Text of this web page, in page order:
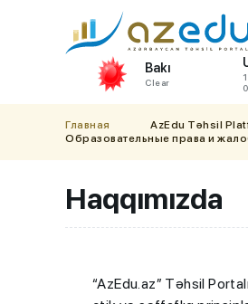
Bakı
Clear
Главная AzEdu Təhsil
Образовательные права и
Haqqımızda
“AzEdu.az” Təhsil